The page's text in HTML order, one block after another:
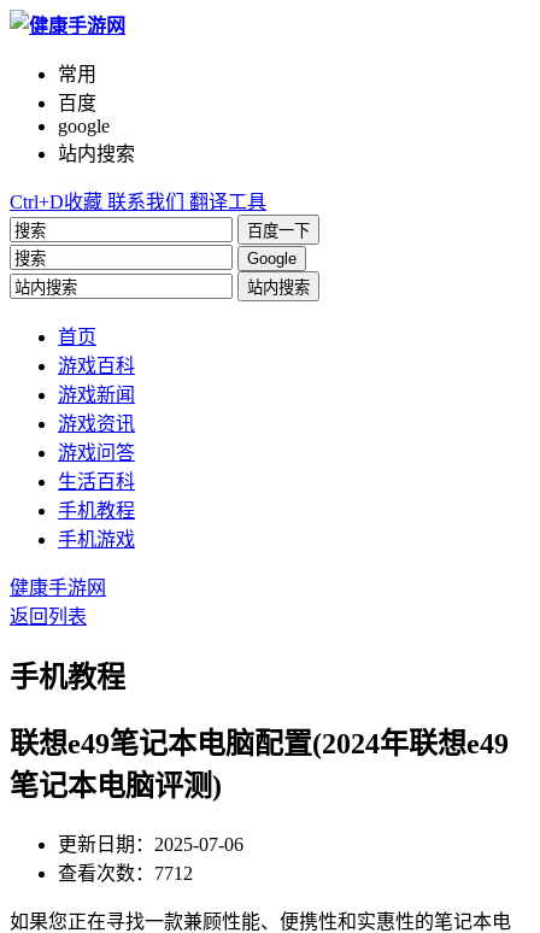
常用
百度
google
站内搜索
Ctrl+D收藏 联系我们 翻译工具
百度一下
Google
站内搜索
首页
游戏百科
游戏新闻
游戏资讯
游戏问答
生活百科
手机教程
手机游戏
健康手游网
返回列表
手机教程
联想e49笔记本电脑配置(2024年联想e49
笔记本电脑评测)
更新日期：2025-07-06
查看次数：7712
如果您正在寻找一款兼顾性能、便携性和实惠性的笔记本电